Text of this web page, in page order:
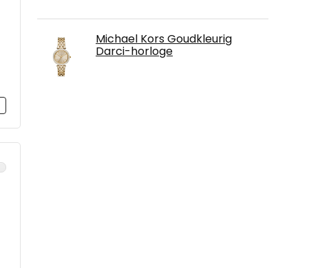
Michael Kors Goudkleurig
Darci-horloge